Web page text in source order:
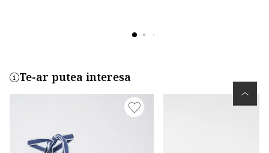
Te-ar putea interesa